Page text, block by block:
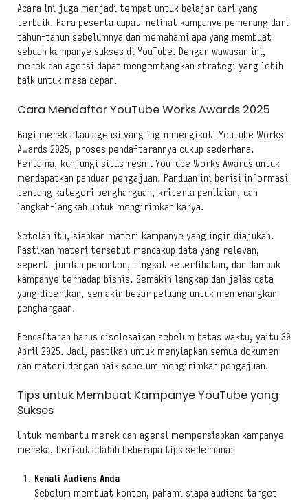
Acara ini juga menjadi tempat untuk belajar dari yang
terbaik. Para peserta dapat melihat kampanye pemenang dari
tahun-tahun sebelumnya dan memahami apa yang membuat
sebuah kampanye sukses di YouTube. Dengan wawasan ini,
merek dan agensi dapat mengembangkan strategi yang lebih
baik untuk masa depan.
Cara Mendaftar YouTube Works Awards 2025
Bagi merek atau agensi yang ingin mengikuti YouTube Works
Awards 2025, proses pendaftarannya cukup sederhana.
Pertama, kunjungi situs resmi YouTube Works Awards untuk
mendapatkan panduan pengajuan. Panduan ini berisi informasi
tentang kategori penghargaan, kriteria penilaian, dan
langkah-langkah untuk mengirimkan karya.
Setelah itu, siapkan materi kampanye yang ingin diajukan.
Pastikan materi tersebut mencakup data yang relevan,
seperti jumlah penonton, tingkat keterlibatan, dan dampak
kampanye terhadap bisnis. Semakin lengkap dan jelas data
yang diberikan, semakin besar peluang untuk memenangkan
penghargaan.
Pendaftaran harus diselesaikan sebelum batas waktu, yaitu 30
April 2025. Jadi, pastikan untuk menyiapkan semua dokumen
dan materi dengan baik sebelum mengirimkan pengajuan.
Tips untuk Membuat Kampanye YouTube yang
Sukses
Untuk membantu merek dan agensi mempersiapkan kampanye
mereka, berikut adalah beberapa tips sederhana:
Kenali Audiens Anda
Sebelum membuat konten, pahami siapa audiens target